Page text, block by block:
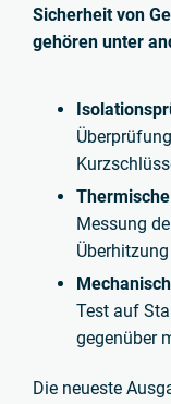
Sicherheit von
gehören unter
Messung
Test auf
gegenüber
Die neueste